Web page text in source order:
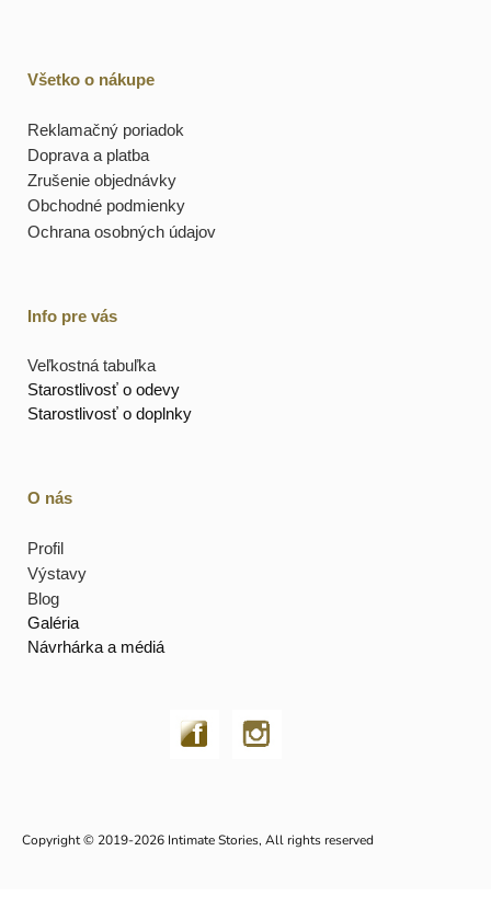
Všetko o nákupe
Reklamačný poriadok
Doprava a platba
Zrušenie objednávky
Obchodné podmienky
Ochrana osobných údajov
Info pre vás
Veľkostná tabuľka
Starostlivosť o odevy
Starostlivosť o doplnky
O nás
Profil
Výstavy
Blog
Galéria
Návrhárka a médiá
Copyright © 2019-2026 Intimate Stories, All rights reserved